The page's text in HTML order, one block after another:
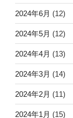
2024年6月 (12)
2024年5月 (12)
2024年4月 (13)
2024年3月 (14)
2024年2月 (11)
2024年1月 (15)